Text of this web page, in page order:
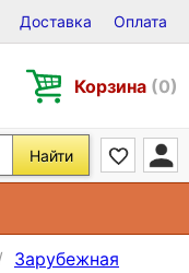
CD и DVD
Доставка Оплата
Корзина (0)
Найти
Зарубежная